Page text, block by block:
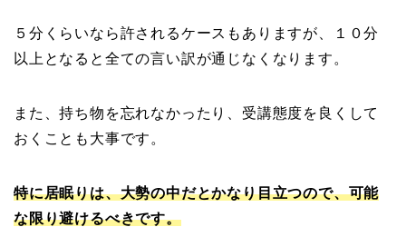
５分くらいなら許されるケースもありますが、１０分
以上となると全ての言い訳が通じなくなります。
また、持ち物を忘れなかったり、受講態度を良くして
おくことも大事です。
特に居眠りは、大勢の中だとかなり目立つので、可能
な限り避けるべきです。